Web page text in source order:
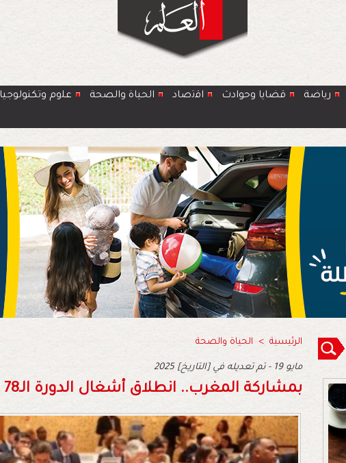
رياضة قضايا وحوادث اﻗﺗﺻﺎد الحياة والصحة ﻋﻠوم وتكنولوجيا
الرئيسية > الحياة والصحة
2025 مايو 19 - تم تعديله في [التاريخ]
بمشاركة المغرب.. انطلاق أشغال الدورة الـ78 لجمعية الصحة العالمية